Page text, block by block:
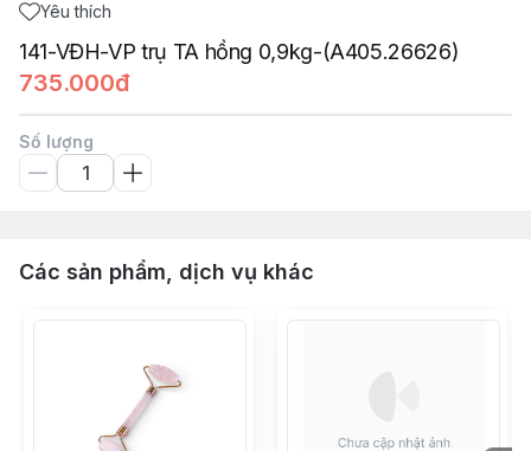
Yêu thích
141-VĐH-VP trụ TA hồng 0,9kg-(A405.26626)
735.000đ
Số lượng
Các sản phẩm, dịch vụ khác